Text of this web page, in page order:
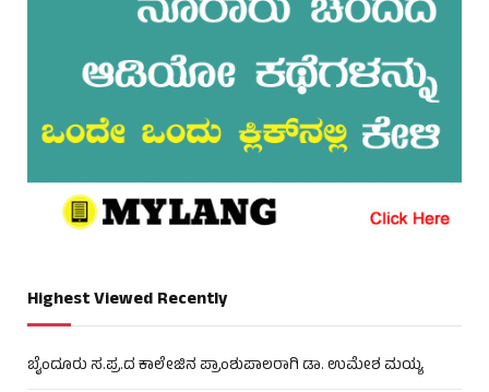
Highest Viewed Recently
ಬೈಂದೂರು ಸ.ಪ್ರ.ದ ಕಾಲೇಜಿನ ಪ್ರಾಂಶುಪಾಲರಾಗಿ ಡಾ. ಉಮೇಶ ಮಯ್ಯ